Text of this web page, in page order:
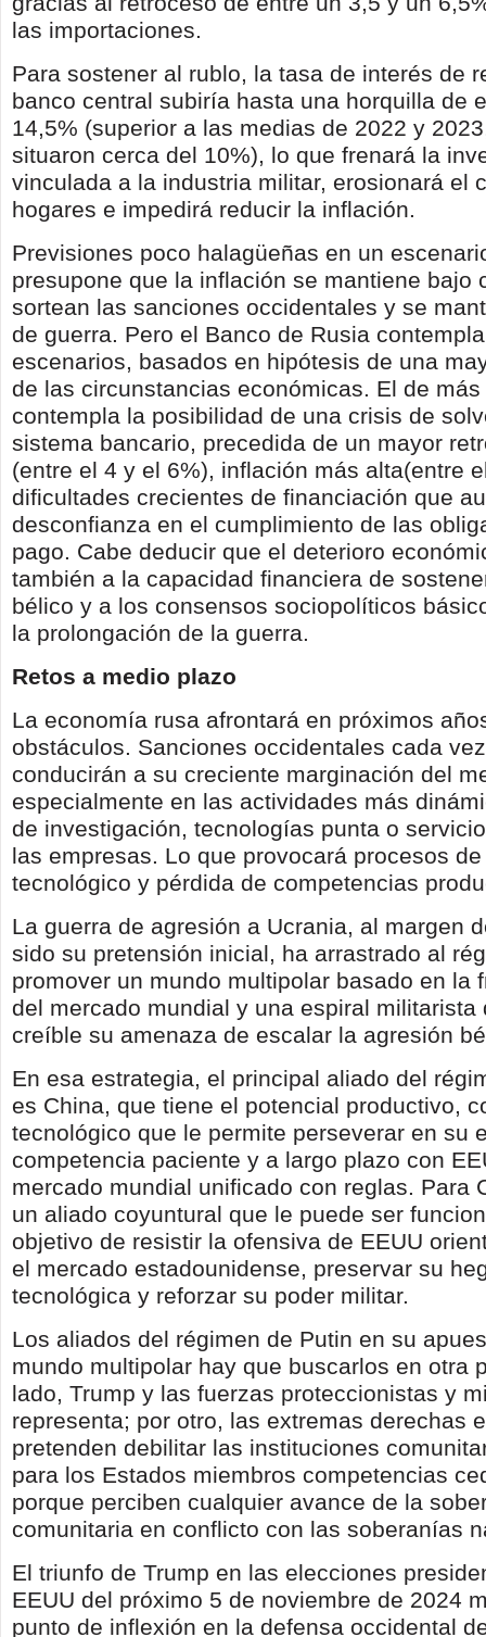
las importaciones.
Para sostener al rublo, la tasa de interés de
banco central subiría hasta una horquilla de
14,5% (superior a las medias de 2022 y
situaron cerca del 10%), lo que frenará la
vinculada a la industria militar, erosionará el
hogares e impedirá reducir la inflación.
Previsiones poco halagüeñas en un
presupone que la inflación se mantiene bajo
sortean las sanciones occidentales y se
de guerra. Pero el Banco de Rusia
escenarios, basados en hipótesis de una
de las circunstancias económicas. El de
contempla la posibilidad de una crisis de
sistema bancario, precedida de un mayor
(entre el 4 y el 6%), inflación más alta(entre
dificultades crecientes de financiación que
desconfianza en el cumplimiento de las
pago. Cabe deducir que el deterioro
también a la capacidad financiera de
bélico y a los consensos sociopolíticos
la prolongación de la guerra.
Retos a medio plazo
La economía rusa afrontará en próximos
obstáculos. Sanciones occidentales cada
conducirán a su creciente marginación del
especialmente en las actividades más
de investigación, tecnologías punta o
las empresas. Lo que provocará procesos
tecnológico y pérdida de competencias
La guerra de agresión a Ucrania, al margen
sido su pretensión inicial, ha arrastrado al
promover un mundo multipolar basado en la
del mercado mundial y una espiral militarista
creíble su amenaza de escalar la agresión
En esa estrategia, el principal aliado del
es China, que tiene el potencial productivo,
tecnológico que le permite perseverar en su
competencia paciente y a largo plazo con
mercado mundial unificado con reglas. Para
un aliado coyuntural que le puede ser
objetivo de resistir la ofensiva de EEUU
el mercado estadounidense, preservar su
tecnológica y reforzar su poder militar.
Los aliados del régimen de Putin en su
mundo multipolar hay que buscarlos en otra
lado, Trump y las fuerzas proteccionistas y
representa; por otro, las extremas derechas
pretenden debilitar las instituciones
para los Estados miembros competencias
porque perciben cualquier avance de la
comunitaria en conflicto con las soberanías
El triunfo de Trump en las elecciones
EEUU del próximo 5 de noviembre de 2024
punto de inflexión en la defensa occidental